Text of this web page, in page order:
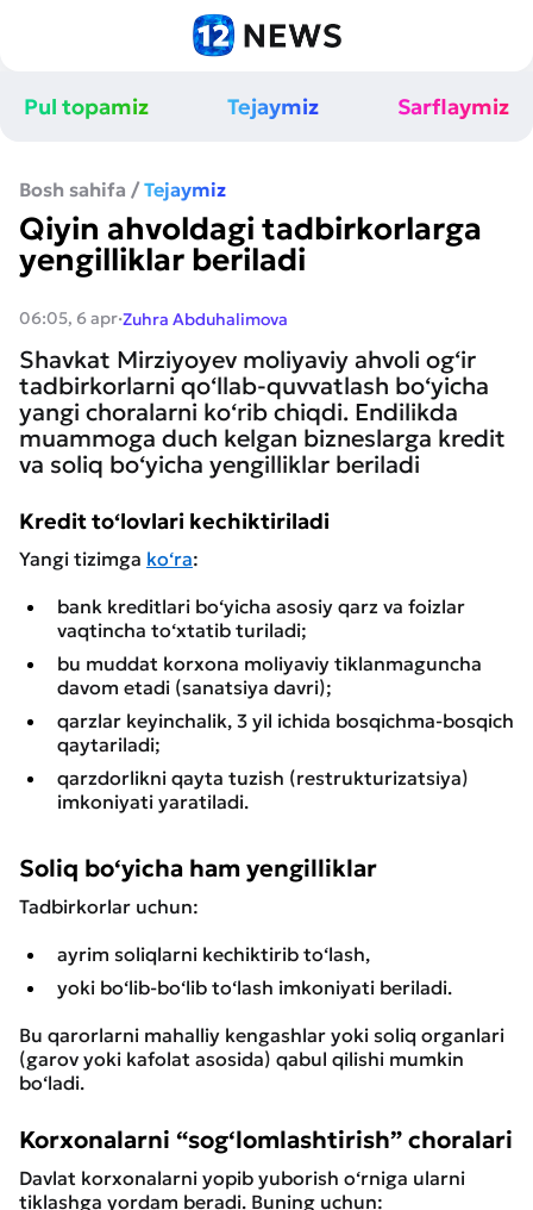
Pul topamiz Tejaymiz Sarflaymiz
Bosh sahifa / Tejaymiz
Qiyin ahvoldagi tadbirkorlarga
yengilliklar beriladi
06:05, 6 apr·Zuhra Abduhalimova
Shavkat Mirziyoyev moliyaviy ahvoli og‘ir
tadbirkorlarni qo‘llab-quvvatlash bo‘yicha
yangi choralarni ko‘rib chiqdi. Endilikda
muammoga duch kelgan bizneslarga kredit
va soliq bo‘yicha yengilliklar beriladi
Kredit to‘lovlari kechiktiriladi
Yangi tizimga ko‘ra:
bank kreditlari bo‘yicha asosiy qarz va foizlar
vaqtincha to‘xtatib turiladi;
bu muddat korxona moliyaviy tiklanmaguncha
davom etadi (sanatsiya davri);
qarzlar keyinchalik, 3 yil ichida bosqichma-bosqich
qaytariladi;
qarzdorlikni qayta tuzish (restrukturizatsiya)
imkoniyati yaratiladi.
Soliq bo‘yicha ham yengilliklar
Tadbirkorlar uchun:
ayrim soliqlarni kechiktirib to‘lash,
yoki bo‘lib-bo‘lib to‘lash imkoniyati beriladi.
Bu qarorlarni mahalliy kengashlar yoki soliq organlari
(garov yoki kafolat asosida) qabul qilishi mumkin
bo‘ladi.
Korxonalarni “sog‘lomlashtirish” choralari
Davlat korxonalarni yopib yuborish o‘rniga ularni
tiklashga yordam beradi. Buning uchun: